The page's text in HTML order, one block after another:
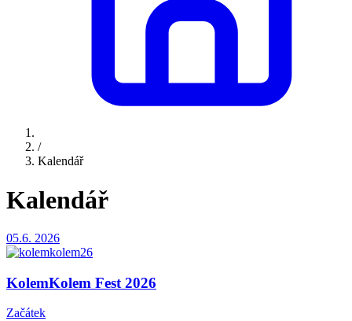
/
Kalendář
Kalendář
05.6. 2026
KolemKolem Fest 2026
Začátek